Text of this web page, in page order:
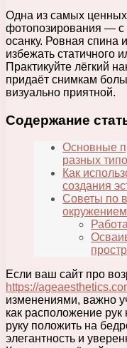
Одна из самых
фотопозирования — с
осанку. Ровная спина
избежать статичного
Практикуйте лёгкий
придаёт снимкам
визуально приятной.
Содержание
Основные
разных
Как
создания
Советы по
Если ваш сайт про
https://
изменениями, важно
как расположение
руку положить на
элегантность и